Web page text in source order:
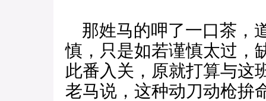
那姓马的呷了一口茶，
慎，只是如若谨慎太过，
此番入关，原就打算与这
老马说，这种动刀动枪拚